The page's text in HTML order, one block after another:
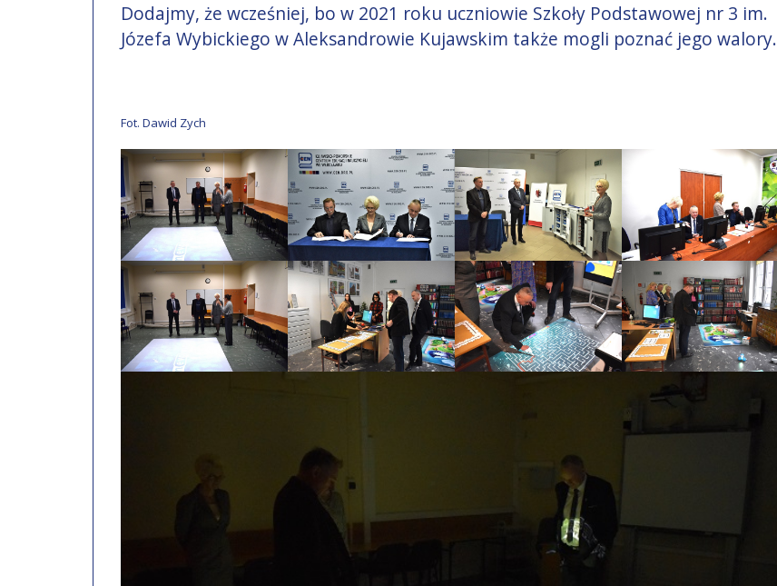
Dodajmy, że wcześniej, bo w 2021 roku uczniowie Szkoły Podstawowej nr 3 im.
Józefa Wybickiego w Aleksandrowie Kujawskim także mogli poznać jego walory.
Fot. Dawid Zych